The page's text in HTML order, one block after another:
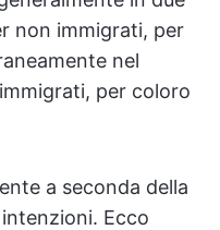
non immigrati, per
nel
per coloro
a seconda della
Ecco